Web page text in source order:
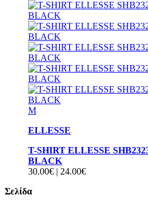
M
ELLESSE
T-SHIRT ELLESSE
BLACK
30.00€ | 24.00€
Σελίδα